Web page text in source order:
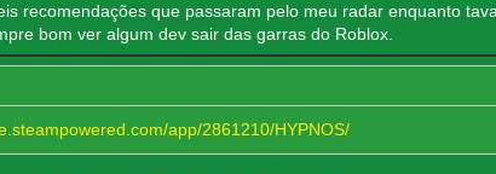
recomendações que passaram pelo meu radar enquanto
bom ver algum dev sair das garras do Roblox.
app/2861210/HYPNOS/